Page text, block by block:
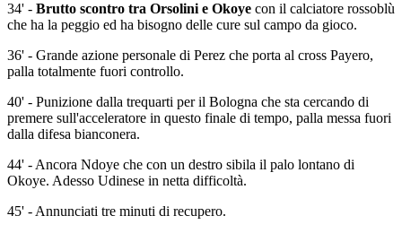
34' - Brutto scontro tra Orsolini e Okoye con il calciatore rossoblù
che ha la peggio ed ha bisogno delle cure sul campo da gioco.
36' - Grande azione personale di Perez che porta al cross Payero,
palla totalmente fuori controllo.
40' - Punizione dalla trequarti per il Bologna che sta cercando di
premere sull'acceleratore in questo finale di tempo, palla messa fuori
dalla difesa bianconera.
44' - Ancora Ndoye che con un destro sibila il palo lontano di
Okoye. Adesso Udinese in netta difficoltà.
45' - Annunciati tre minuti di recupero.